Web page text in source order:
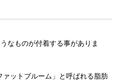
なものが付着する事がありま
ットブルーム」と呼ばれる脂肪